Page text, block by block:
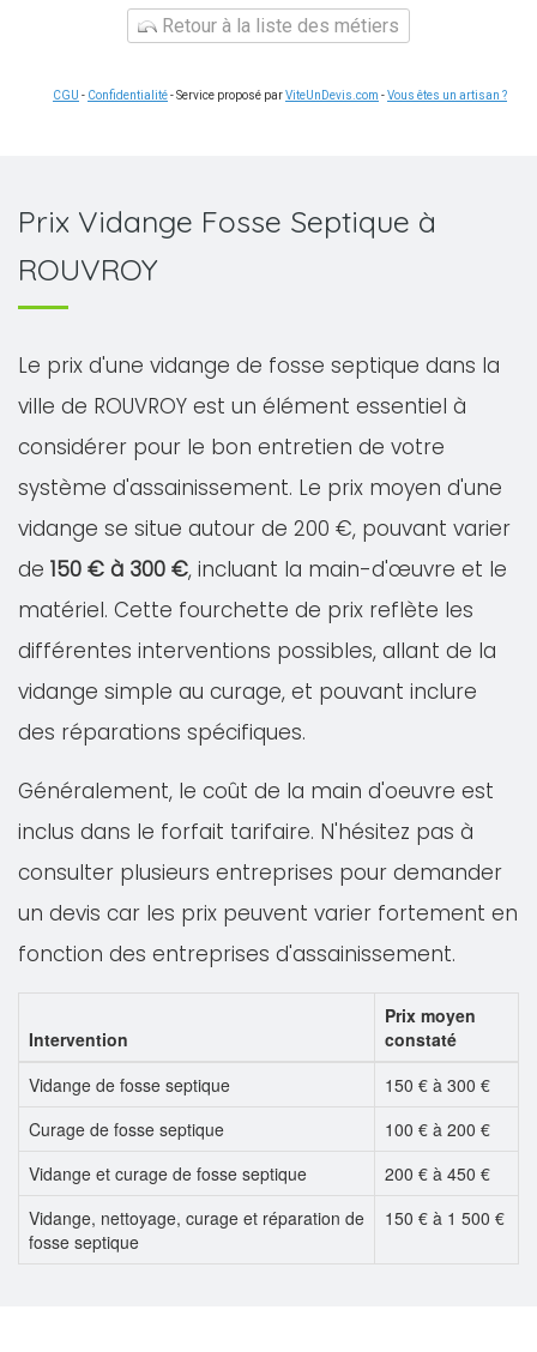
Retour à la liste des métiers
CGU - Confidentialité- Service proposé parViteUnDevis.com -Vous êtes un artisan ?
Prix Vidange Fosse Septique à
ROUVROY
Le prix d'une vidange de fosse septique dans la
ville de ROUVROY est un élément essentiel à
considérer pour le bon entretien de votre
système d'assainissement. Le prix moyen d'une
vidange se situe autour de 200 €, pouvant varier
de 150 € à 300 €, incluant la main-d'œuvre et le
matériel. Cette fourchette de prix reflète les
différentes interventions possibles, allant de la
vidange simple au curage, et pouvant inclure
des réparations spécifiques.
Généralement, le coût de la main d'oeuvre est
inclus dans le forfait tarifaire. N'hésitez pas à
consulter plusieurs entreprises pour demander
un devis car les prix peuvent varier fortement en
fonction des entreprises d'assainissement.
Intervention
Prix moyen
constaté
Vidange de fosse septique
150 € à 300 €
Curage de fosse septique
100 € à 200 €
Vidange et curage de fosse septique
200 € à 450 €
Vidange, nettoyage, curage et réparation de
fosse septique
150 € à 1 500 €